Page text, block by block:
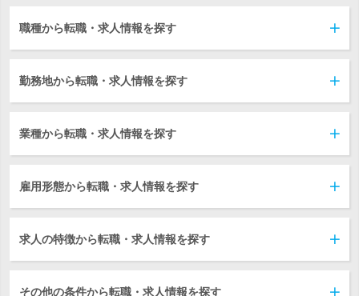
職種から転職・求人情報を探す
勤務地から転職・求人情報を探す
業種から転職・求人情報を探す
雇用形態から転職・求人情報を探す
求人の特徴から転職・求人情報を探す
その他の条件から転職・求人情報を探す